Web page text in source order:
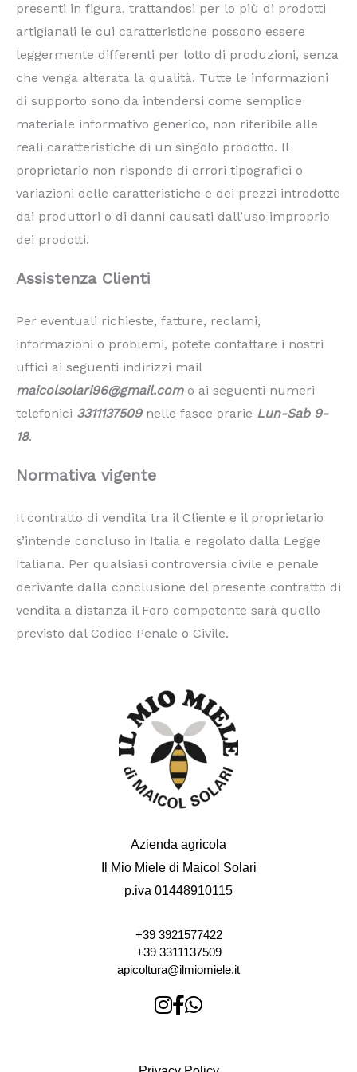
presenti in figura, trattandosi per lo più di prodotti
artigianali le cui caratteristiche possono essere
leggermente differenti per lotto di produzioni, senza
che venga alterata la qualità. Tutte le informazioni
di supporto sono da intendersi come semplice
materiale informativo generico, non riferibile alle
reali caratteristiche di un singolo prodotto. Il
proprietario non risponde di errori tipografici o
variazioni delle caratteristiche e dei prezzi introdotte
dai produttori o di danni causati dall’uso improprio
dei prodotti.
Assistenza Clienti
Per eventuali richieste, fatture, reclami,
informazioni o problemi, potete contattare i nostri
uffici ai seguenti indirizzi mail
maicolsolari96@gmail.como ai seguenti numeri
telefonici 3311137509nelle fasce orarie Lun-Sab 9-
18.
Normativa vigente
Il contratto di vendita tra il Cliente e il proprietario
s’intende concluso in Italia e regolato dalla Legge
Italiana. Per qualsiasi controversia civile e penale
derivante dalla conclusione del presente contratto di
vendita a distanza il Foro competente sarà quello
previsto dal Codice Penale o Civile.
Azienda agricola
Il Mio Miele di Maicol Solari
p.iva 01448910115
+39 3921577422
+39 3311137509
apicoltura@ilmiomiele.it